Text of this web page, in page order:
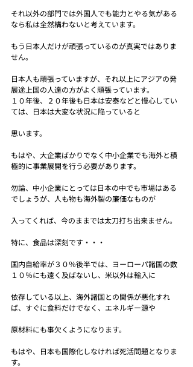
それ以外の部門では外国人でも能力とやる気がある
なら私は全然構わないと考えています。
もう日本人だけが頑張っているのが真実ではありま
せん。
日本人も頑張っていますが、それ以上にアジアの発
展途上国の人達の方がよく頑張っています。
１０年後、２０年後も日本は安泰などと慢心してい
ては、日本は大変な状況に陥っていると
思います。
もはや、大企業ばかりでなく中小企業でも海外と積
極的に事業展開を行う必要があります。
勿論、中小企業にとっては日本の中でも市場はある
でしょうが、人も物も海外製の廉価なものが
入ってくれば、今のままでは太刀打ち出来ません。
特に、食品は深刻です・・・
国内自給率が３０％後半では、ヨーローパ諸国の数
１０％にも遠く及ばないし、米以外は輸入に
依存している以上、海外諸国との関係が悪化すれ
ば、すぐに食料だけでなく、エネルギー源や
原材料にも事欠くようになります。
もはや、日本も国際化しなければ死活問題となりま
す。